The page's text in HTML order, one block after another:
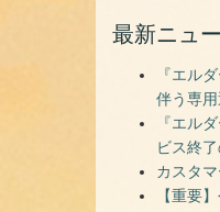
最新ニュ
『エル
伴う専
『エル
ビス終
カスタ
【重要